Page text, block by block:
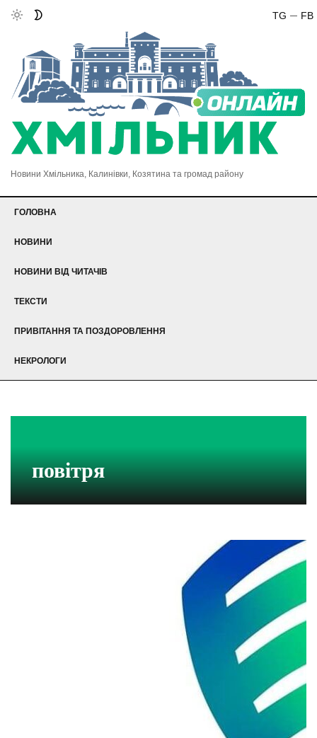
FB
TG
Новини Хмільника, Калинівки, Козятина та громад району
ГОЛОВНА
НОВИНИ
НОВИНИ ВІД ЧИТАЧІВ
ТЕКСТИ
ПРИВІТАННЯ ТА ПОЗДОРОВЛЕННЯ
НЕКРОЛОГИ
повітря